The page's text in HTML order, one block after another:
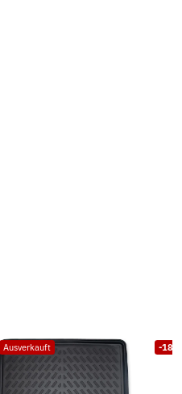
Ausverkauft -18%